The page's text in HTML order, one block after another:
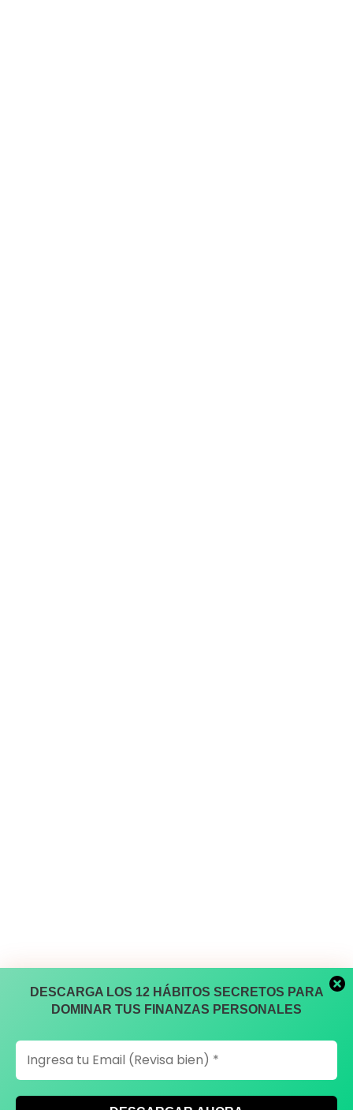
DESCARGA LOS 12 HÁBITOS SECRETOS PARA
DOMINAR TUS FINANZAS PERSONALES